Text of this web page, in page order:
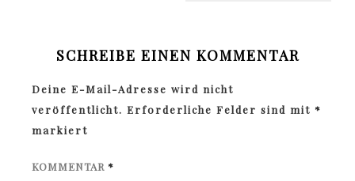
SCHREIBE EINEN KOMMENTAR
Deine E-Mail-Adresse wird nicht
veröffentlicht. Erforderliche Felder sind mit *
markiert
KOMMENTAR *